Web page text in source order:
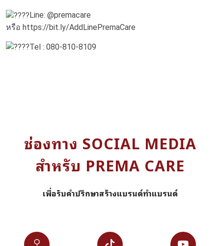
Line: @premacare
หรือ https://bit.ly/AddLinePremaCare
Tel : 080-810-8109
ช่องทาง SOCIAL MEDIA
สำหรับ PREMA CARE
เพื่อรับคำปรึกษาสร้างแบรนด์ทำแบรนด์